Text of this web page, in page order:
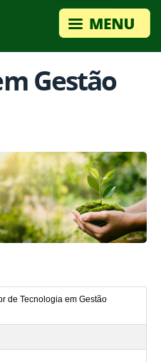
Gestão
de Tecnologia em Gestão